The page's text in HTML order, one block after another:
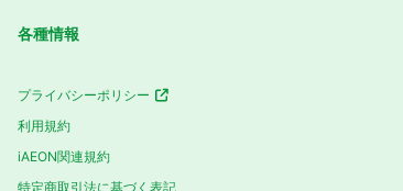
各種情報
プライバシーポリシー
利用規約
iAEON関連規約
特定商取引法に基づく表記